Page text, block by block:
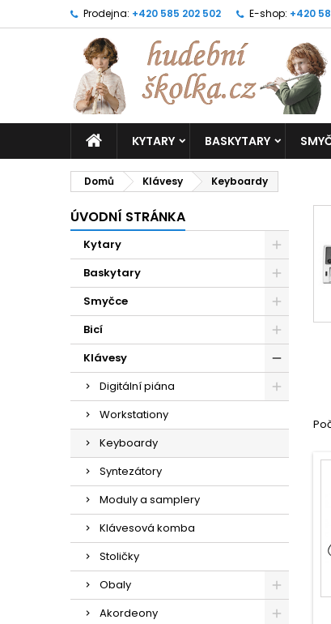
Prodejna: +420 585 202 502 E-shop: +420
KYTARY BASKYTARY
Domů Klávesy Keyboardy
ÚVODNÍ STRÁNKA
Kytary
Baskytary
Smyčce
Bicí
Klávesy
Digitální piána
Workstationy
Keyboardy
Syntezátory
Moduly a samplery
Klávesová komba
Stoličky
Obaly
Akordeony